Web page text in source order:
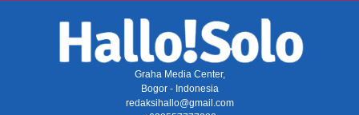
Graha Media Center,
Bogor - Indonesia
redaksihallo@gmail.com